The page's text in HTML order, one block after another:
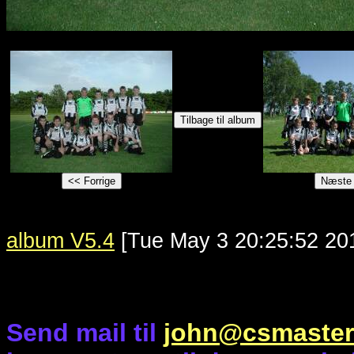
album V5.4 [Tue May 3 20:25:52
Send mail til